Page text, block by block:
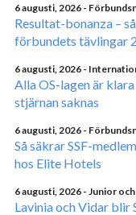
6 augusti, 2026 -
Resultat-bonanza –
förbundets tävlingar
6 augusti, 2026 -
Alla OS-lagen är
stjärnan saknas
6 augusti, 2026 -
Så säkrar SSF-
hos Elite Hotels
6 augusti, 2026 - Junior
Lavinia och Vidar blir